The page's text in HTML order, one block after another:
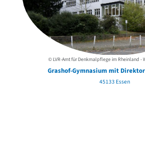
© LVR-Amt für Denkmalpflege im Rheinland -
Grashof-Gymnasium mit
45133 Essen